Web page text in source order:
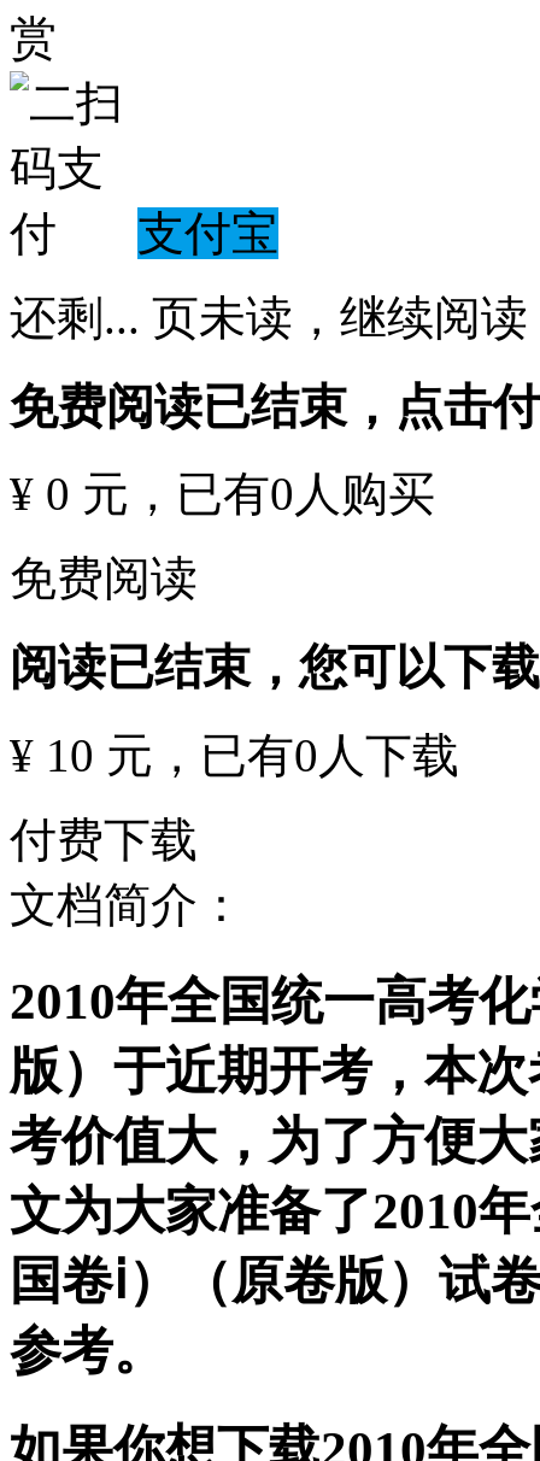
赏
支付宝
还剩 ... 页未读， 继续阅读
免费阅读已结束，点击
¥ 0 元 ，已有0 人购买
免费阅读
阅读已结束，您可以下
¥ 10 元 ，已有0 人下载
付费下载
文档简介：
2010年全国统一高考
版）于近期开考，本
考价值大，为了方便
文为大家准备了2010
国卷ⅰ）（原卷版）试
参考。
如果你想下载2010年